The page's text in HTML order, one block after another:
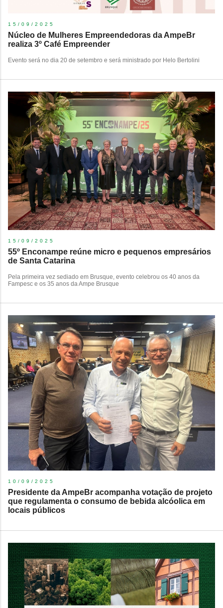
15/09/2025
Núcleo de Mulheres Empreendedoras da AmpeBr
realiza 3º Café Empreender
Evento será no dia 20 de setembro e será ministrado por Helo Bertolini
15/09/2025
55º Enconampe reúne micro e pequenos empresários
de Santa Catarina
Pela primeira vez sediado em Brusque, evento celebrou os 40 anos da
Fampesc e os 35 anos da Ampe Brusque
10/09/2025
Presidente da AmpeBr acompanha votação de projeto
que regulamenta o consumo de bebida alcóolica em
locais públicos